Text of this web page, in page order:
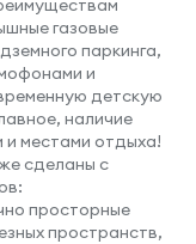
газовые
паркинга,
и
детскую
наличие
и местами отдыха!
сделаны с
просторные
пространств,